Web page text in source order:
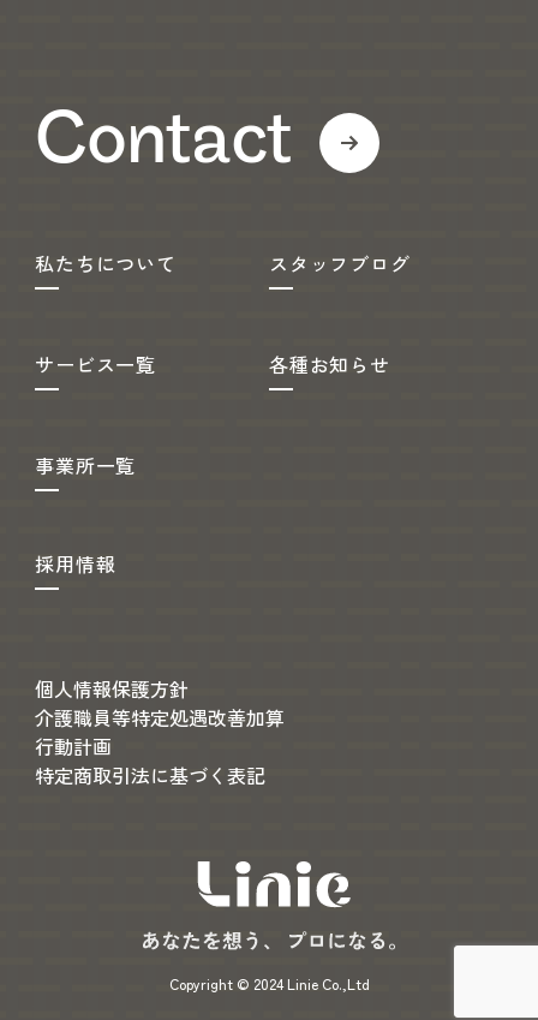
Contact
私たちについて
サービス一覧
事業所一覧
スタッフブログ
各種お知らせ
採用情報
個人情報保護方針
介護職員等特定処遇改善加算
行動計画
特定商取引法に基づく表記
Copyright © 2024 Linie Co.,Ltd